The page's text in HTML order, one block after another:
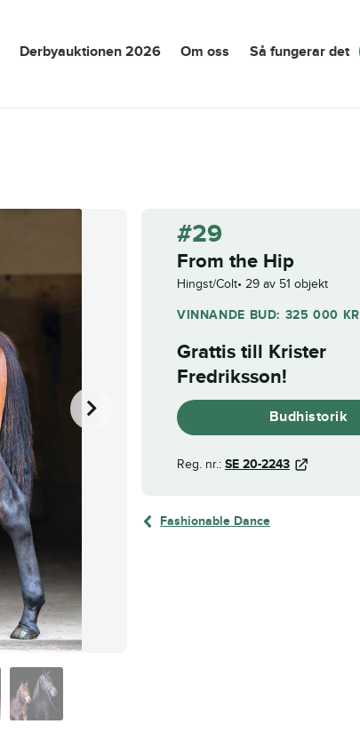
Derbyauktionen 2026 Om oss Så fungerar det
#29
From the Hip
Hingst/Colt 29 av 51 objekt
VINNANDE BUD: 325 000 KR
Grattis till Krister
Fredriksson!
Budhistorik
Reg. nr.: SE 20-2243
Fashionable Dance